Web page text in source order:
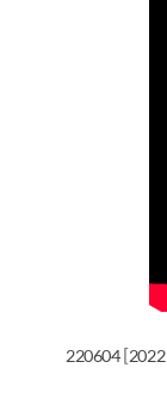
220604 [2022